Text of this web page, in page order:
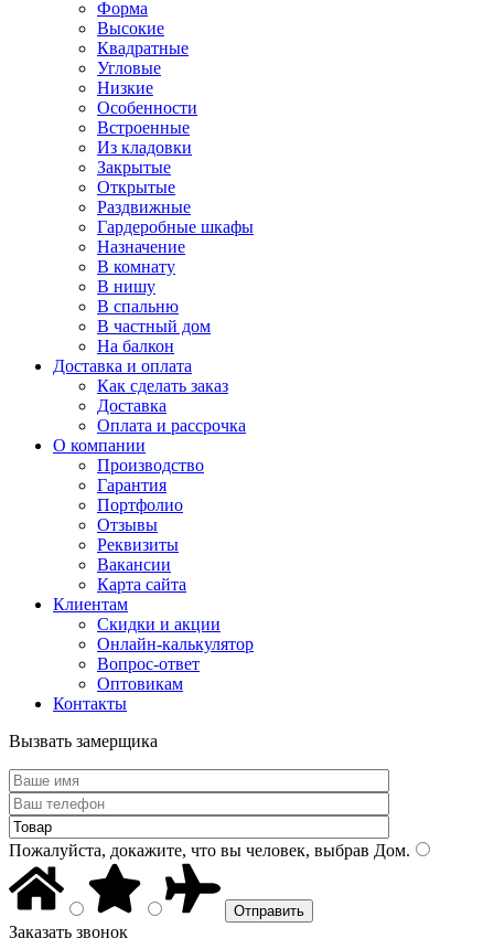
Форма
Высокие
Квадратные
Угловые
Низкие
Особенности
Встроенные
Из кладовки
Закрытые
Открытые
Раздвижные
Гардеробные шкафы
Назначение
В комнату
В нишу
В спальню
В частный дом
На балкон
Доставка и оплата
Как сделать заказ
Доставка
Оплата и рассрочка
О компании
Производство
Гарантия
Портфолио
Отзывы
Реквизиты
Вакансии
Карта сайта
Клиентам
Скидки и акции
Онлайн-калькулятор
Вопрос-ответ
Оптовикам
Контакты
Вызвать замерщика
Пожалуйста, докажите, что вы человек, выбрав Дом.
Заказать звонок